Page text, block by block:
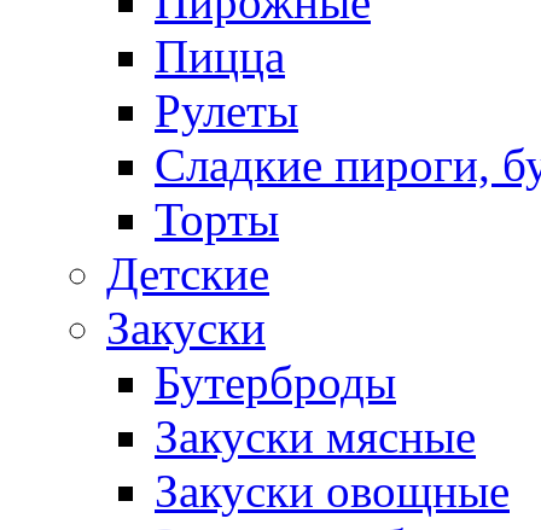
Пицца
Рулеты
Сладкие пироги,
Торты
Детские
Закуски
Бутерброды
Закуски мясные
Закуски овощные